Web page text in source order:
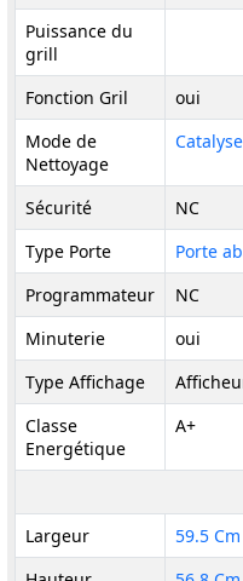
Puissance du
grill
Fonction Gril
oui
Mode de
Nettoyage
Catalyse
Sécurité
NC
Type Porte
Porte
Programmateur
NC
Minuterie
oui
Type Affichage
Classe
Energétique
A+
Largeur
59.5 Cm